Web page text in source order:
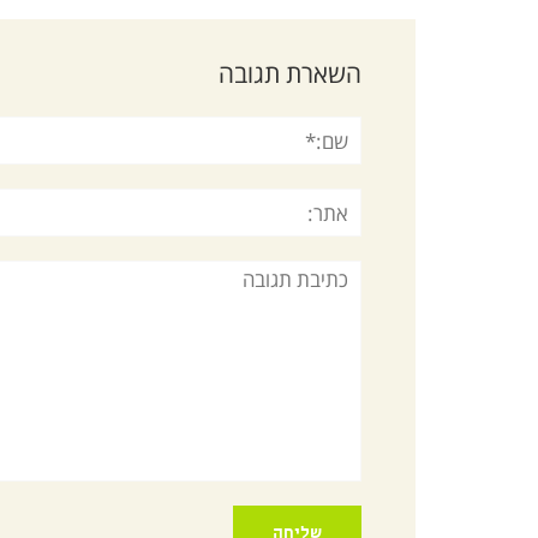
השארת תגובה
שם:*
אתר:
תגובה